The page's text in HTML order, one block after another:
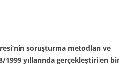
soruşturma metodları ve
1999 yıllarında gerçekleştirilen bir